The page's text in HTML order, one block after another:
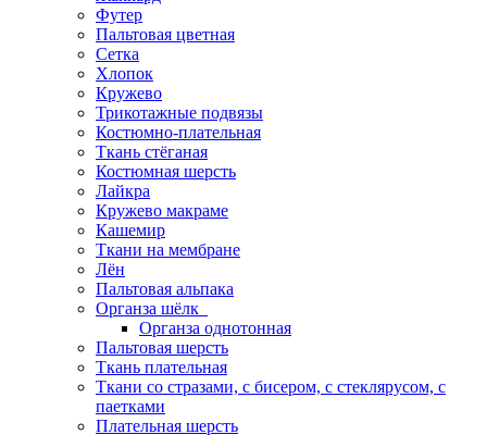
Футер
Пальтовая цветная
Сетка
Хлопок
Кружево
Трикотажные подвязы
Костюмно-плательная
Ткань стёганая
Костюмная шерсть
Лайкра
Кружево макраме
Кашемир
Ткани на мембране
Лён
Пальтовая альпака
Органза шёлк
Органза однотонная
Пальтовая шерсть
Ткань плательная
Ткани со стразами, с бисером, с стеклярусом, с
паетками
Плательная шерсть